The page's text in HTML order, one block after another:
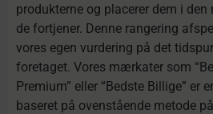
produkterne og placerer dem i
de fortjener. Denne rangering
vores egen vurdering på det
foretaget. Vores mærkater som
Premium” eller “Bedste Billige” er
baseret på ovenstående metode